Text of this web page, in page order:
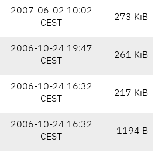
2007-06-02 10:02
CEST
273 KiB
2006-10-24 19:47
CEST
261 KiB
2006-10-24 16:32
CEST
217 KiB
2006-10-24 16:32
CEST
1194 B